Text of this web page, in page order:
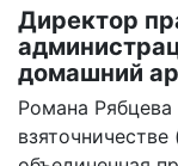
Директор
домашний
Романа